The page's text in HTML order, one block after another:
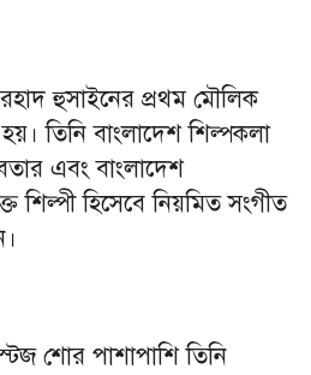
হুসাইনের প্রথম মৌলিক
তিনি বাংলাদেশ শিল্পকলা
এবং বাংলাদেশ
শিল্পী হিসেবে নিয়মিত সংগীত
শোর পাশাপাশি তিনি